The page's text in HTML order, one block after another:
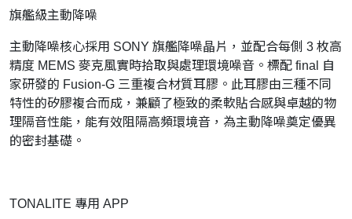
旗艦級主動降噪
主動降噪核心採用 SONY 旗艦降噪晶片，並配合每側 3 枚高
精度 MEMS 麥克風實時拾取與處理環境噪音。標配 final 自
家研發的 Fusion-G 三重複合材質耳膠。此耳膠由三種不同
特性的矽膠複合而成，兼顧了極致的柔軟貼合感與卓越的物
理隔音性能，能有效阻隔高頻環境音，為主動降噪奠定優異
的密封基礎。
TONALITE 專用 APP